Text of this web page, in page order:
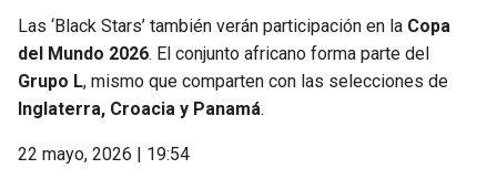
Las ‘Black Stars’ también verán participación en la Copa
del Mundo 2026. El conjunto africano forma parte del
Grupo L, mismo que comparten con las selecciones de
Inglaterra, Croacia y Panamá.
22 mayo, 2026 | 19:54